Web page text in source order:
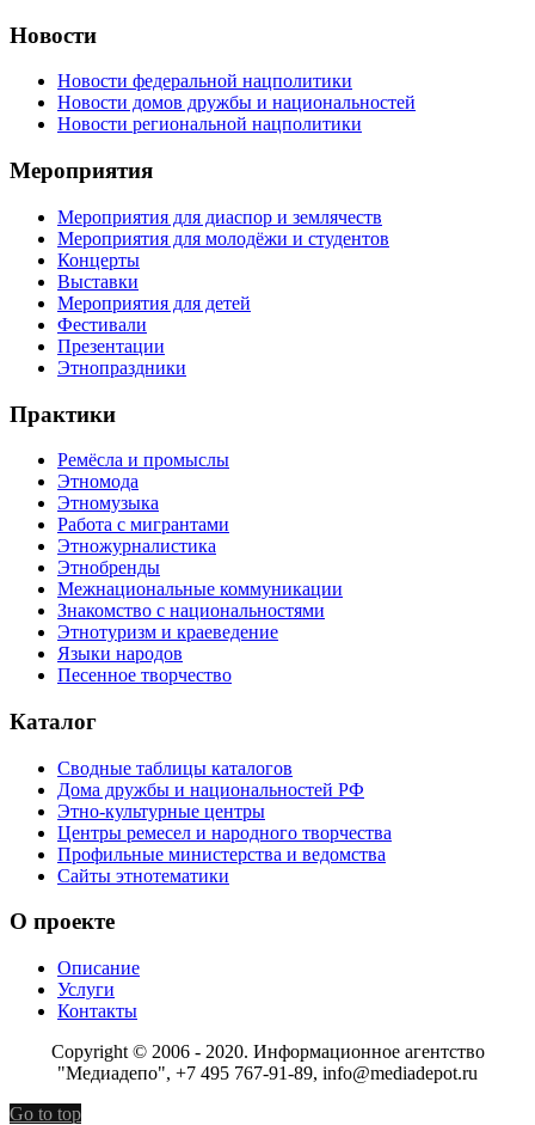
Новости
Новости федеральной нацполитики
Новости домов дружбы и национальностей
Новости региональной нацполитики
Мероприятия
Мероприятия для диаспор и землячеств
Мероприятия для молодёжи и студентов
Концерты
Выставки
Мероприятия для детей
Фестивали
Презентации
Этнопраздники
Практики
Ремёсла и промыслы
Этномода
Этномузыка
Работа с мигрантами
Этножурналистика
Этнобренды
Межнациональные коммуникации
Знакомство с национальностями
Этнотуризм и краеведение
Языки народов
Песенное творчество
Каталог
Сводные таблицы каталогов
Дома дружбы и национальностей РФ
Этно-культурные центры
Центры ремесел и народного творчества
Профильные министерства и ведомства
Сайты этнотематики
О проекте
Описание
Услуги
Контакты
Copyright © 2006 - 2020. Информационное агентство
"Медиадепо", +7 495 767-91-89, info@mediadepot.ru
Go to top